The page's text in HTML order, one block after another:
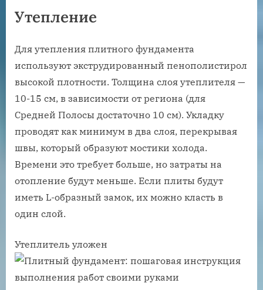
Утепление
Для утепления плитного фундамента
используют экструдированный пенополистирол
высокой плотности. Толщина слоя утеплителя —
10-15 см, в зависимости от региона (для
Средней Полосы достаточно 10 см). Укладку
проводят как минимум в два слоя, перекрывая
швы, который образуют мостики холода.
Времени это требует больше, но затраты на
отопление будут меньше. Если плиты будут
иметь L-образный замок, их можно класть в
один слой.
Утеплитель уложен